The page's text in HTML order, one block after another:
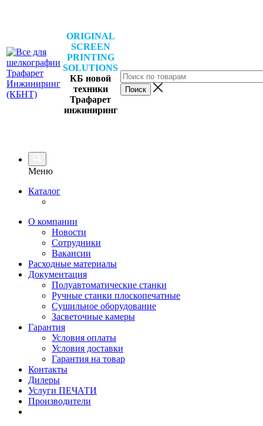
ORIGINAL
SCREEN
PRINTING
SOLUTIONS
КБ новой
техники
Трафарет
инжиниринг
Меню
Каталог
О компании
Новости
Сотрудники
Вакансии
Расходные материалы
Документация
Полуавтоматические станки
Ручные станки плоскопечатные
Сушильное оборудование
Засветочные камеры
Гарантия
Условия оплаты
Условия доставки
Гарантия на товар
Контакты
Дилеры
Услуги ПЕЧАТИ
Производители